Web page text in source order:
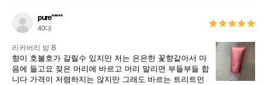
pure*****
40대
리커버리 밤 B
향이 호불호가 갈릴수 있지만 저는 은은한 꽃향같아서 마
음에 들고요 젖은 머리에 바르고 머리 말리면 부들부들 합
니다 가격이 저렴하지는 않지만 그래도 바르는 트리트먼